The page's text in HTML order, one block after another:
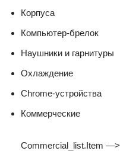
Корпуса
Компьютер-брелок
Наушники и гарнитуры
Охлаждение
Chrome-устройства
Коммерческие
Commercial_list.Item —>